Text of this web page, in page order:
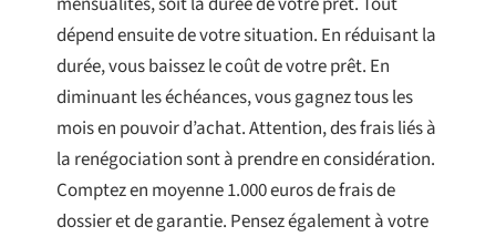
dépend ensuite de votre situation. En réduisant la
durée, vous baissez le coût de votre prêt. En
diminuant les échéances, vous gagnez tous les
mois en pouvoir d’achat. Attention, des frais liés à
la renégociation sont à prendre en considération.
Comptez en moyenne 1.000 euros de frais de
dossier et de garantie. Pensez également à votre